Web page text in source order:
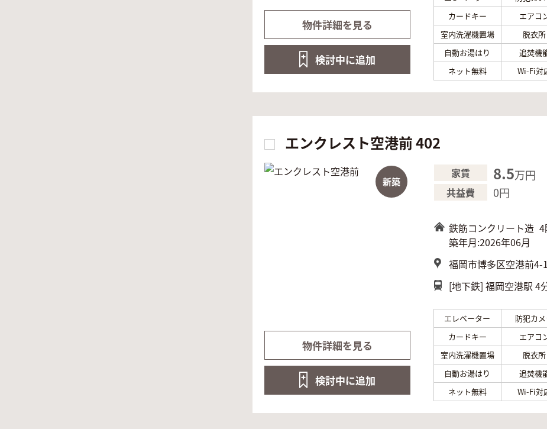
物件詳細を見る
検討中に追加
カードキー
エアコ
室内洗濯機置場
脱衣所
自動お湯はり
追焚機
ネット無料
Wi-Fi対
エンクレスト空港前 402
新築
物件詳細を見る
検討中に追加
家賃 8.5万円
共益費 0円
鉄筋コンクリート造 4
築年月:2026年06月
福岡市博多区空港前4-
[地下鉄] 福岡空港駅 4
エレベーター 防犯カ
カードキー
エアコ
室内洗濯機置場
脱衣所
自動お湯はり
追焚機
ネット無料
Wi-Fi対